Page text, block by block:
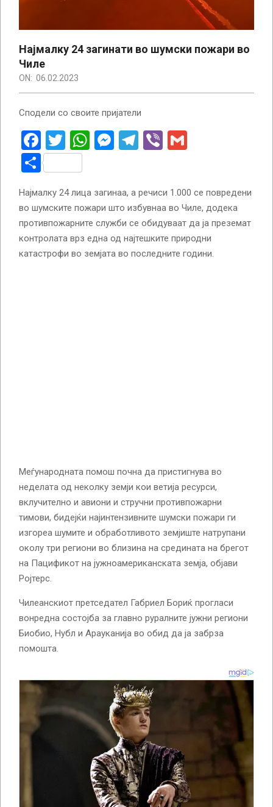
Најмалку 24 загинати во шумски пожари во
Чиле
ON: 06.02.2023
Сподели со своите пријатели
Facebook
Twitter
WhatsApp
Messenger
Telegram
Viber
Share
Најмалку 24 лица загинаа, а речиси 1.000 се повредени
во шумските пожари што избувнаа во Чиле, додека
противпожарните служби се обидуваат да ја преземат
контролата врз една од најтешките природни
катастрофи во земјата во последните години.
Меѓународната помош почна да пристигнува во
неделата од неколку земји кои ветија ресурси,
вклучително и авиони и стручни противпожарни
тимови, бидејќи најинтензивните шумски пожари ги
изгореа шумите и обработливото земјиште натрупани
околу три региони во близина на средината на брегот
на Пацификот на јужноамериканската земја, објави
Ројтерс.
Чилеанскиот претседател Габриел Бориќ прогласи
вонредна состојба за главно руралните јужни региони
Биобио, Нубл и Арауканија во обид да ја забрза
помошта.